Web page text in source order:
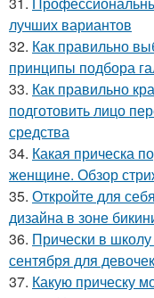
лучших вариантов
32. Как правильно
принципы подбора
33. Как правильно
подготовить лицо
средства
34. Какая прическа
женщине. Обзор
35. Откройте для
дизайна в зоне
36. Прически в
сентября для
37. Какую прическу